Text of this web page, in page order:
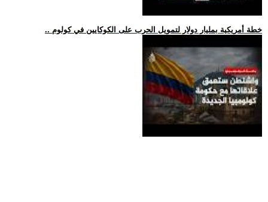
.. خطة أمريكية بمليار دولار لتمويل الحرب على الكوكايين في كولوم